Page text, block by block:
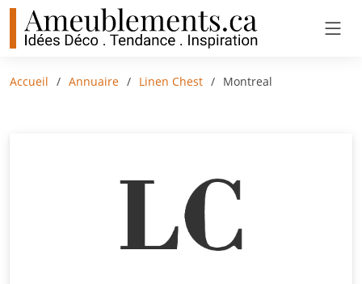
Accueil Annuaire Linen Chest Montreal